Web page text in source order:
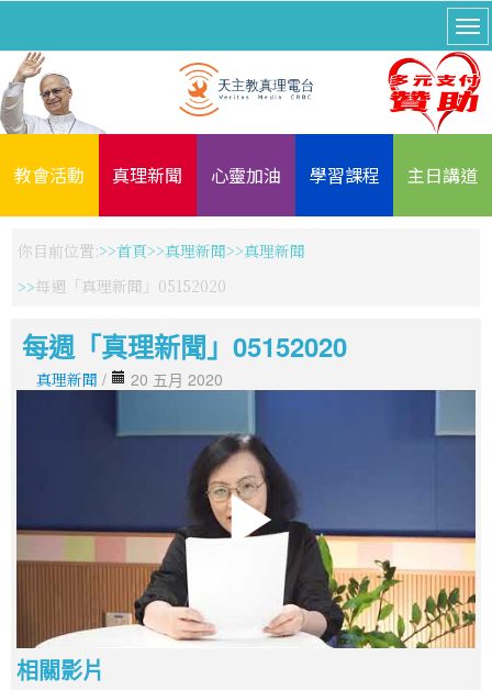
教會活動 真理新聞 心靈加油 學習課程 主日講道
你目前位置: 首頁 真理新聞
真理新聞
每週「真理新聞」05152020
每週「真理新聞」05152020
真理新聞 / 20 五月 2020
相關影片